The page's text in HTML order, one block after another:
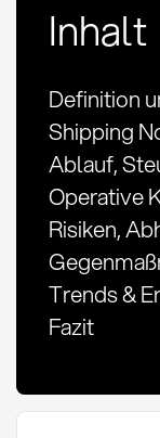
Inhalt
Definition
Shipping
Ablauf,
Operative
Risiken,
Trends &
Fazit